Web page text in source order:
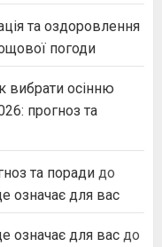
та оздоровлення
погоди
вибрати осінню
прогноз та
та поради до
означає для вас
означає для вас до